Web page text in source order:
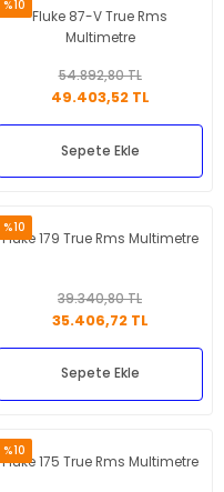
%10
Fluke 87-V True Rms
Multimetre
54.892,80 TL
49.403,52 TL
Sepete Ekle
%10
Fluke 179 True Rms Multimetre
39.340,80 TL
35.406,72 TL
Sepete Ekle
%10
Fluke 175 True Rms Multimetre